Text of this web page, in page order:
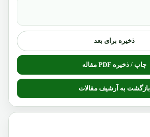
ذخیره برای بعد
چاپ / ذخیره PDF مقاله
بازگشت به آرشیف مقالات